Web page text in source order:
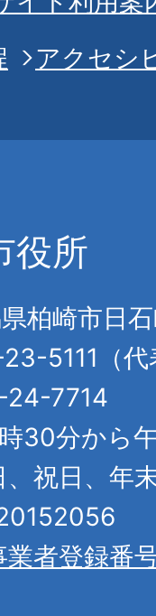
アクセシ
役所
柏崎市日
5111（代
24-7714
30分から
、祝日、年
者登録番